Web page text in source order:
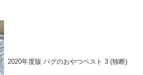
2020年度版 パグのおやつベスト 3 (独断)